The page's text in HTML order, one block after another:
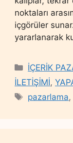
noktaları
içgörüler
yararlanarak
Categories
İÇERİK
İLETİŞİMİ,
Tags
pazarlama,